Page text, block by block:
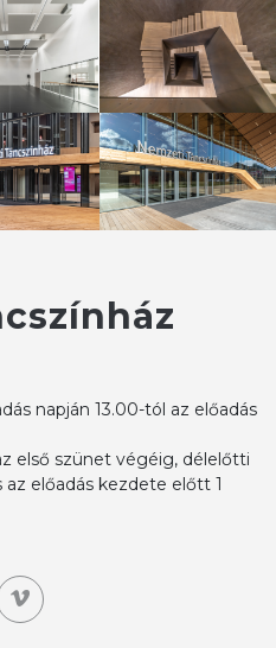
napján 13.00-tól az előadás
első szünet végéig, délelőtti
előadás kezdete előtt 1